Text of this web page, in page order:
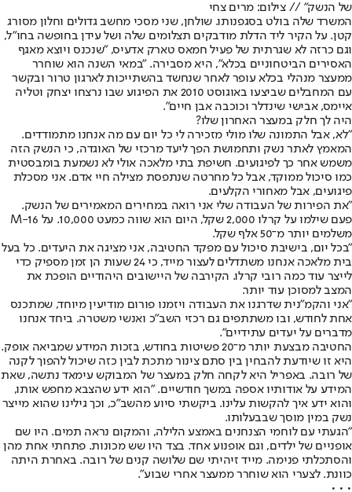
של הנשק" // צילום: מרים צחי
המשרד שלה בולט בסגפנותו. שולחן, שני מסכי מחשב גדולים וחלון מסורג
קטן. על הקיר ליד הדלת מודבקים תצלומים שלה ושל עידן בחופשה בחו"ל,
וגם כרזה לא שגרתית של פעיל חמאס טארק אדעיס, "שנכנס ויוצא מאגף
האסירים הביטחוניים בכלא", היא מסבירה. "במאי השנה הוא שוחרר
ממעצר מנהלי בכלא עופר לאחר שנחשד בהשתייכות לארגון טרור ובקשר
עם המחבלים שביצעו באוגוסט 2010 את הפיגוע שבו נרצחו יצחק וטליה
איימס, אבישי שינדלר וכוכבה אבן חיים".
היה לך חלק במעצר האחרון שלו?
"לא, אבל התמונה שלו מולי מזכירה לי כל יום עם מה אנחנו מתמודדים.
המאמץ לאתר נשק ותחמושת הפך ליעד מרכזי של האוגדה, כי הנשק הזה
משמש אחר כך לפיגועים. חשיפת בתי מלאכה אולי לא נשמעת בומבסטית
כמו סיכול ממוקד, אבל כל מחרטה שנתפסת מצילה חיי אדם. אני מסכלת
פיגועים, אבל מאחורי הקלעים.
"את הפירות של העבודה שלי אני רואה במחירים המאמירים של הנשק.
פעם שילמו על קרלו 2,000 שקל, היום הוא שווה כמעט 10,000. על M-16
משלמים יותר מ־50 אלף שקל.
"בכל יום, בישיבת סיכול עם מפקד החטיבה, אני מציגה את היעדים. כל בעל
בית מלאכה אנחנו משתדלים לעצור מייד, כי 24 שעות הן זמן מספיק כדי
לייצר עוד כמה רובי קרלו. הקירבה של היישובים היהודיים הופכת את
המצב למסוכן עוד יותר.
"אני והקמ"נית שדרגנו את העבודה ויזמנו פורום מודיעין מיוחד, שמתכנס
אחת לחודש, ובו משתתפים גם רכזי השב"כ ואנשי משטרה. ביחד אנחנו
מדברים על יעדים עתידיים".
החטיבה מבצעת יותר מ־20 פשיטות בחודש, בזכות המידע שמביאה אופק.
היא זו שיודעת להבחין בין סתם צינור מתכת לבין כזה שיכול להפוך לקנה
של רובה. באפריל היא לקחה חלק במעצר של המבוקש עימאד נתשה, שאת
המידע על אודותיו אספה במשך חודשיים. "הוא ידע שהצבא מחפש אותו,
והוא ידע איך להקשות עלינו. ביקשתי סיוע מהשב"כ, וכך גילינו שהוא מייצר
נשק במין מוסך שבבעלותו.
"הגעתי עם לוחמי הצנחנים באמצע הלילה, והמקום נראה תמים. היו שם
אופניים של ילדים, וגם אופנוע אחד. בצד היו שש מכונות. פתחתי אחת מהן
והסתכלתי פנימה. מייד זיהיתי שם שלושה קנים של רובה. באחרת היתה
כוונת. לצערי הוא שוחרר ממעצר אחרי שבוע".
• • •